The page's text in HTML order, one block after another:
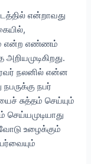
என்றாவது
என்ற எண்ணம்
நலனில் என்ன
நபர்
சுத்தம் செய்யும்
உழைக்கும்